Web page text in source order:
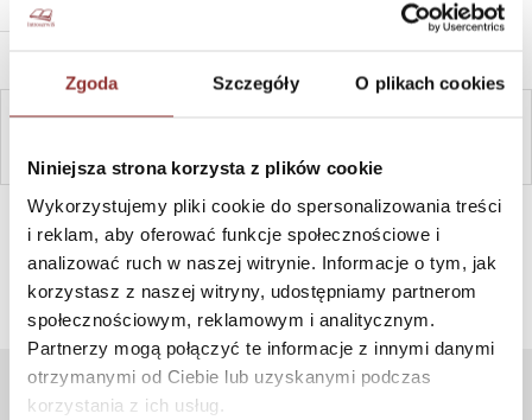
Zgoda Szczegóły O plikach cookies
Niniejsza strona korzysta z plików cookie
Wykorzystujemy pliki cookie do spersonalizowania treści
i reklam, aby oferować funkcje społecznościowe i
analizować ruch w naszej witrynie. Informacje o tym, jak
korzystasz z naszej witryny, udostępniamy partnerom
społecznościowym, reklamowym i analitycznym.
Partnerzy mogą połączyć te informacje z innymi danymi
otrzymanymi od Ciebie lub uzyskanymi podczas
korzystania z ich usług.
SZYBKI KONTAKT PN-PT, 8-16, +48 698 291 992, +48 608